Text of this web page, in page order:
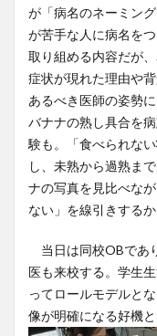
が「病名のネーミン
が苦手な人に病名を
取り組める内容だが
症状が現れた理由や
あるべき医師の姿勢
バナナの熟し具合を
験も。「食べられな
し、未熟から過熟ま
ナの写真を見比べな
ない」を線引きする
当日は同校OBであ
医も来校する。学生
ってロールモデルと
像が明確になる好機と